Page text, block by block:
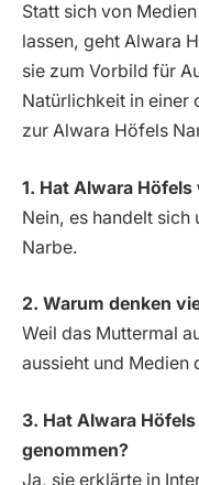
Statt sich von
lassen, geht Alwara
sie zum Vorbild für
Natürlichkeit in einer
zur Alwara Höfels
1. Hat Alwara
Nein, es handelt sich
Narbe.
2. Warum denken
Weil das Muttermal
aussieht und Medien
3. Hat Alwara
genommen?
Ja, sie erklärte in